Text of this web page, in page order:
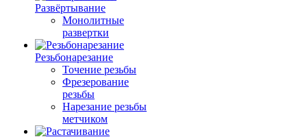
Развёртывание
Монолитные
развертки
Резьбонарезание
Точение резьбы
Фрезерование
резьбы
Нарезание резьбы
метчиком